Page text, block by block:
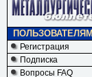
ПОЛЬЗОВАТЕЛЯМ
Регистрация
Подписка
Вопросы FAQ